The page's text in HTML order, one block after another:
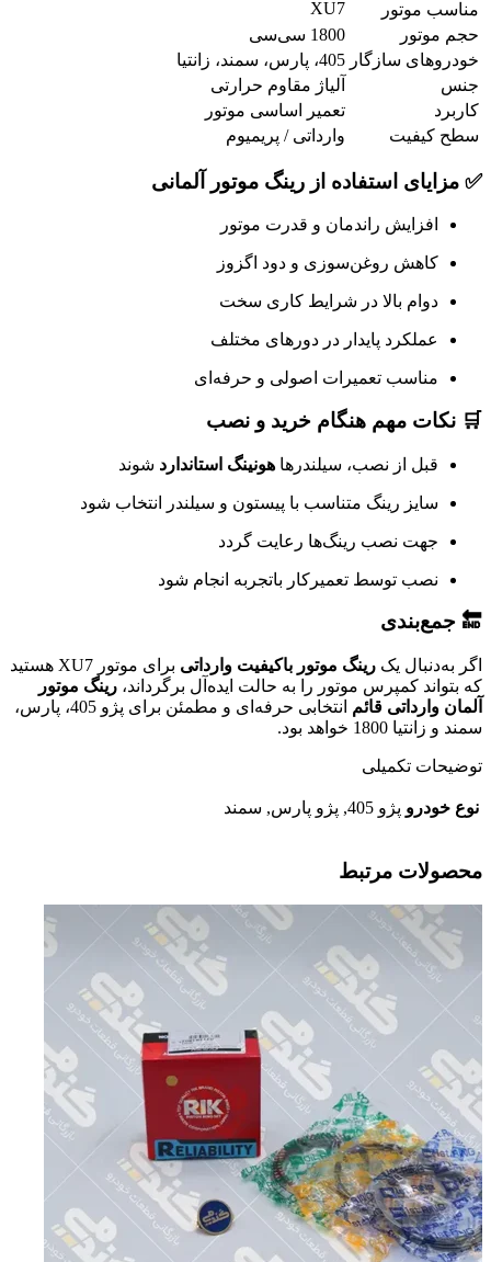
مناسب موتور
XU7
حجم موتور
1800 سی‌سی
خودروهای سازگار 405، پارس، سمند، زانتیا
جنس
آلیاژ مقاوم حرارتی
کاربرد
تعمیر اساسی موتور
سطح کیفیت
وارداتی / پریمیوم
✅ مزایای استفاده از رینگ موتور آلمانی
افزایش راندمان و قدرت موتور
کاهش روغن‌سوزی و دود اگزوز
دوام بالا در شرایط کاری سخت
عملکرد پایدار در دورهای مختلف
مناسب تعمیرات اصولی و حرفه‌ای
🛒 نکات مهم هنگام خرید و نصب
قبل از نصب، سیلندرها هونینگ استاندارد شوند
سایز رینگ متناسب با پیستون و سیلندر انتخاب شود
جهت نصب رینگ‌ها رعایت گردد
نصب توسط تعمیرکار باتجربه انجام شود
🔚 جمع‌بندی
اگر به‌دنبال یک رینگ موتور باکیفیت وارداتی
برای موتور XU7 هستید
که بتواند کمپرس موتور را به حالت ایده‌آل برگرداند، رینگ موتور
آلمان وارداتی قائم
انتخابی حرفه‌ای و مطمئن برای پژو 405، پارس،
سمند و زانتیا 1800 خواهد بود.
توضیحات تکمیلی
نوع خودرو پژو 405, پژو پارس, سمند
محصولات مرتبط